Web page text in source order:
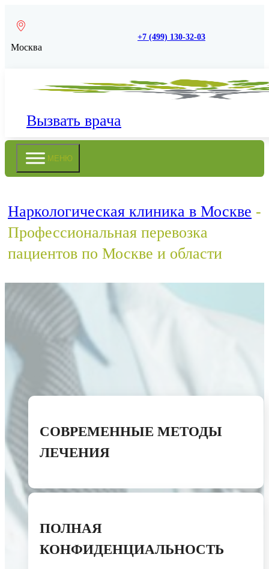
Москва
+7 (499) 130-32-03
Вызвать врача
МЕНЮ
Наркологическая клиника в Москве -
Профессиональная перевозка
пациентов по Москве и области
СОВРЕМЕННЫЕ МЕТОДЫ
ЛЕЧЕНИЯ
ПОЛНАЯ
КОНФИДЕНЦИАЛЬНОСТЬ